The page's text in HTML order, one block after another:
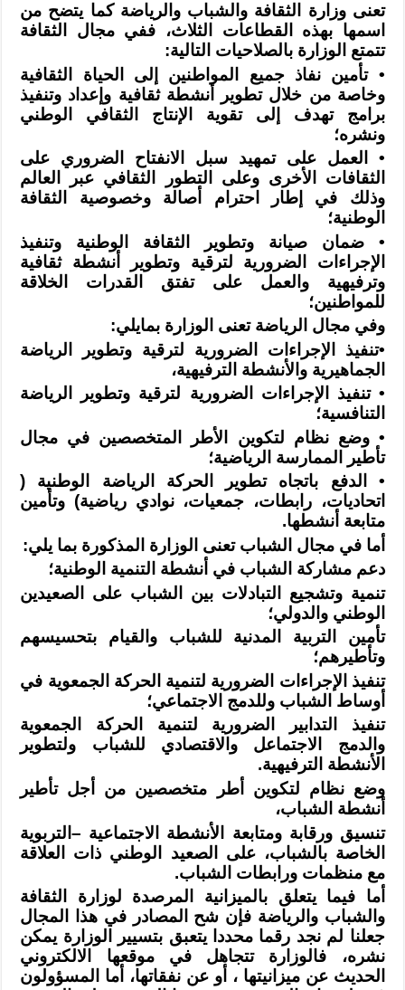
تعنى وزارة الثقافة والشباب والرياضة كما يتضح من
اسمها بهذه القطاعات الثلاث،
ففي مجال الثقافة
تتمتع الوزارة بالصلاحيات التالية:
•تأمين نفاذ جميع المواطنين إلى الحياة الثقافية
وخاصة من خلال تطوير أنشطة ثقافية وإعداد وتنفيذ
برامج تهدف إلى تقوية الإنتاج الثقافي الوطني
ونشره؛
•
العمل على تمهيد سبل الانفتاح الضروري على
الثقافات الأخرى وعلى التطور
الثقافي عبر العالم
وذلك في إطار احترام أصالة وخصوصية الثقافة
الوطنية؛
•ضمان صيانة وتطوير الثقافة الوطنية وتنفيذ
الإجراءات الضرورية لترقية وتطوير
أنشطة ثقافية
وترفيهية والعمل على تفتق القدرات الخلاقة
للمواطنين؛
وفي مجال الرياضة تعنى الوزارة بمايلي:
•تنفيذ الإجراءات الضرورية لترقية وتطوير الرياضة
الجماهيرية والأنشطة الترفيهية،
•تنفيذ الإجراءات الضرورية لترقية وتطوير الرياضة
التنافسية؛
•وضع نظام لتكوين الأطر المتخصصين في مجال
تأطير الممارسة الرياضية؛
•
الدفع باتجاه تطوير الحركة الرياضة الوطنية (
اتحاديات، رابطات، جمعيات، نوادي رياضية) وتأمين
متابعة أنشطها.
أما في مجال الشباب تعنى الوزارة المذكورة بما يلي:
دعم مشاركة الشباب في أنشطة التنمية الوطنية؛
تنمية وتشجيع التبادلات بين الشباب على الصعيدين
الوطني والدولي؛
تأمين التربية المدنية للشباب والقيام بتحسيسهم
وتأطيرهم؛
تنفيذ الإجراءات الضرورية لتنمية الحركة الجمعوية في
أوساط الشباب وللدمج الاجتماعي؛
تنفيذ التدابير الضرورية لتنمية الحركة الجمعوية
والدمج الاجتماعل والاقتصادي
للشباب ولتطوير
الأنشطة الترفيهية.
وضع نظام لتكوين أطر متخصصين من أجل تأطير
أنشطة الشباب،
تنسيق ورقابة ومتابعة الأنشطة الاجتماعية –التربوية
الخاصة بالشباب، على الصعيد
الوطني ذات العلاقة
مع منظمات ورابطات الشباب.
أما فيما يتعلق بالميزانية المرصدة لوزارة الثقافة
والشباب والرياضة فإن شح
المصادر في هذا المجال
جعلنا لم نجد رقما محددا يتعبق بتسيير الوزارة يمكن
نشره،
فالوزارة تتجاهل في موقعها الالكتروني
الحديث عن ميزانيتها ، أو عن نفقاتها، أما
المسؤولون